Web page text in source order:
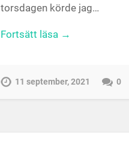
torsdagen körde jag…
Fortsätt läsa →
11 september, 2021 0